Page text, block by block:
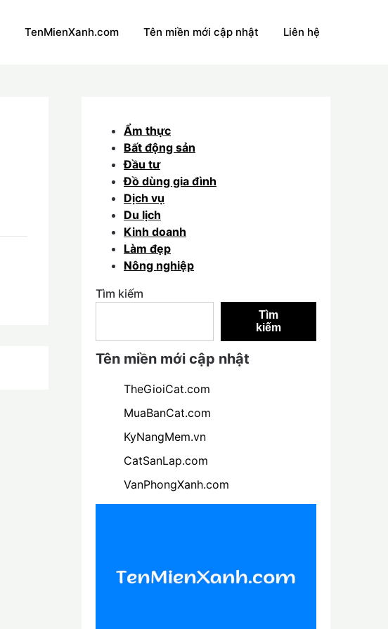
TenMienXanh.com Tên miền mới cập nhật Liên hệ
Ẩm thực
Bất động sản
Đầu tư
Đồ dùng gia đình
Dịch vụ
Du lịch
Kinh doanh
Làm đẹp
Nông nghiệp
Tìm kiếm
Tìm
kiếm
Tên miền mới cập nhật
TheGioiCat.com
MuaBanCat.com
KyNangMem.vn
CatSanLap.com
VanPhongXanh.com